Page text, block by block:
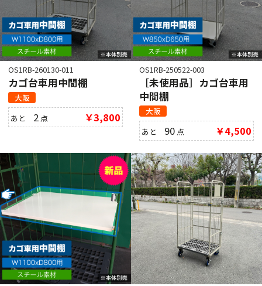
OS1RB-260130-011
カゴ台車用中間棚
大阪
あと 2 点 ￥3,800
OS1RB-250522-003
［未使用品］カゴ台車用
中間棚
大阪
あと 90 点 ￥4,500